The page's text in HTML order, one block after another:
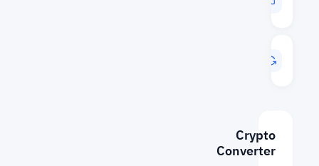
Crypto
Converter